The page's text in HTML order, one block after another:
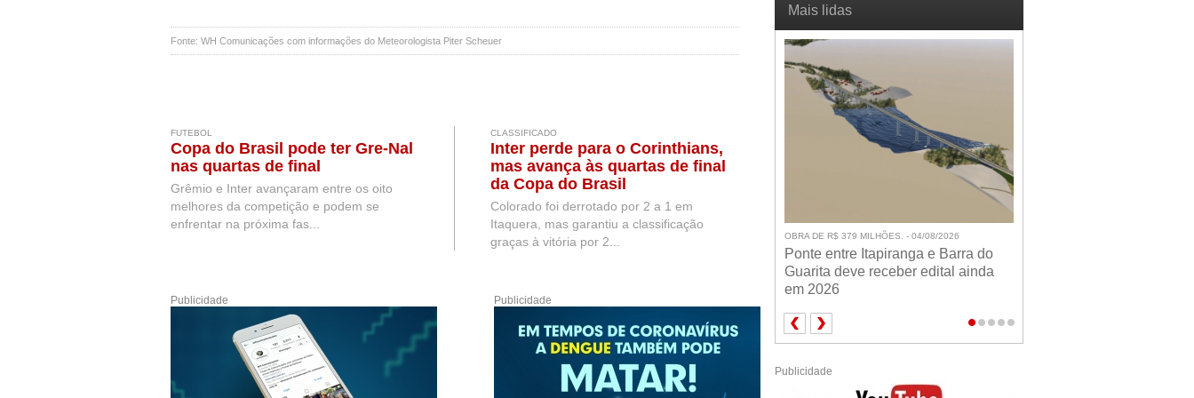
Fonte: WH Comunicações com informações do Meteorologista Piter Scheuer
FUTEBOL
Copa do Brasil pode ter Gre-Nal
nas quartas de final
Grêmio e Inter avançaram entre os oito
melhores da competição e podem se
enfrentar na próxima fas...
CLASSIFICADO
Inter perde para o Corinthians,
mas avança às quartas de final
da Copa do Brasil
Colorado foi derrotado por 2 a 1 em
Itaquera, mas garantiu a classificação
graças à vitória por 2...
Publicidade Publicidade
Mais lidas
OBRA DE R$ 379 MILHÕES. - 04/08/2026
Ponte entre Itapiranga e Barra do
Guarita deve receber edital ainda
em 2026
Publicidade